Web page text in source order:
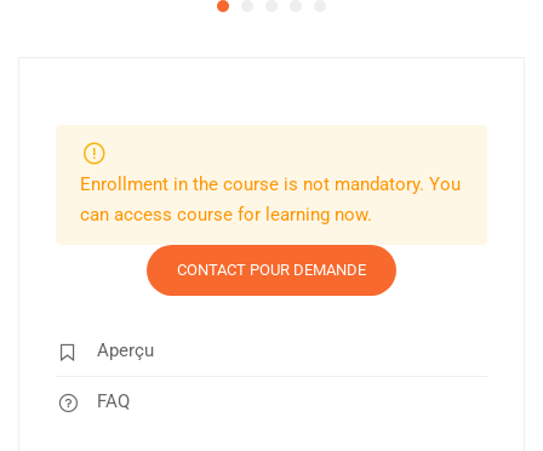
Enrollment in the course is not mandatory. You
can access course for learning now.
CONTACT POUR DEMANDE
Aperçu
FAQ